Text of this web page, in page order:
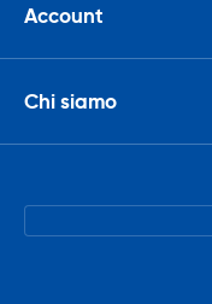
Account
Chi siamo